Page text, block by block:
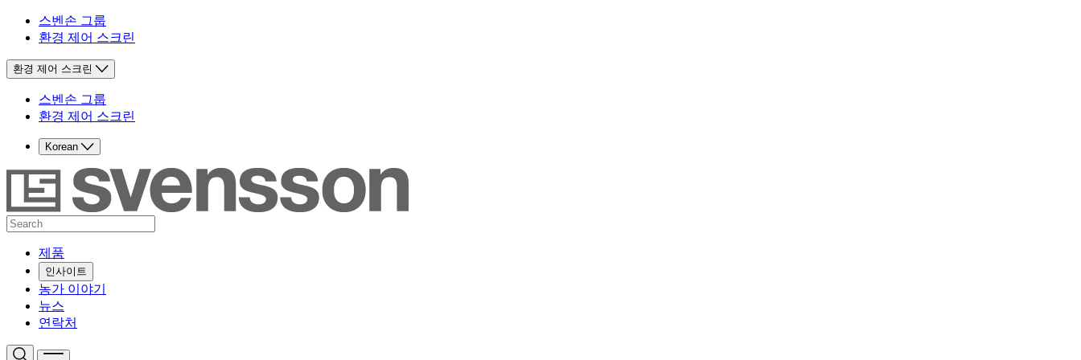
스벤손 그룹
환경 제어 스크린
환경 제어 스크린
스벤손 그룹
환경 제어 스크린
Korean
제품
인사이트
농가 이야기
뉴스
연락처